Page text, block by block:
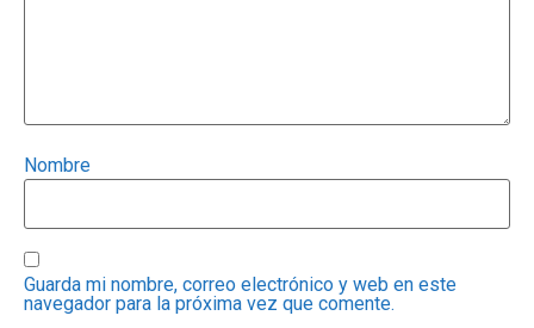
Nombre
Guarda mi nombre, correo electrónico y web en este
navegador para la próxima vez que comente.